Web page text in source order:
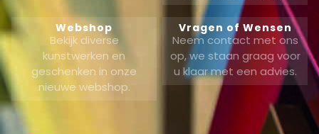
Webshop
Bekijk diverse
kunstwerken en
geschenken in onze
nieuwe webshop.
Vragen of Wensen
Neem contact met ons
op, we staan graag voor
u klaar met een advies.